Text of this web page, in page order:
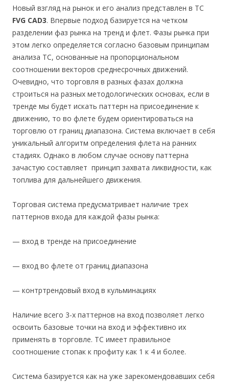
Новый взгляд на рынок и его анализ представлен в ТС
FVG CAD3. Впервые подход базируется на четком
разделении фаз рынка на тренд и флет. Фазы рынка при
этом легко определяется согласно базовым принципам
анализа ТС, основанные на пропорциональном
соотношении векторов среднесрочных движений.
Очевидно, что торговля в разных фазах должна
строиться на разных методологических основах, если в
тренде мы будет искать паттерн на присоединение к
движению, то во флете будем ориентироваться на
торговлю от границ диапазона. Система включает в себя
уникальный алгоритм определения флета на ранних
стадиях. Однако в любом случае основу паттерна
зачастую составляет принцип захвата ликвидности, как
топлива для дальнейшего движения.
Торговая система предусматривает наличие трех
паттернов входа для каждой фазы рынка:
— вход в тренде на присоединение
— вход во флете от границ диапазона
— контртрендовый вход в кульминациях
Наличие всего 3-х паттернов на вход позволяет легко
освоить базовые точки на вход и эффективно их
применять в торговле. ТС имеет правильное
соотношение стопак к профиту как 1 к 4 и более.
Система базируется как на уже зарекомендовавших себя